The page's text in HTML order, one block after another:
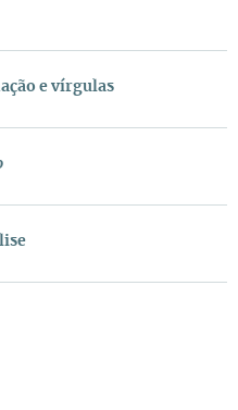
e vírgulas